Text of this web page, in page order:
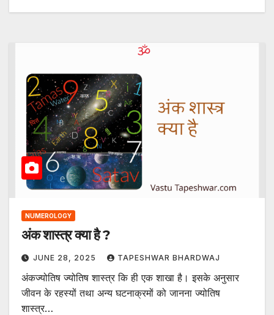
NUMEROLOGY
अंक शास्त्र क्या है ?
JUNE 28, 2025 TAPESHWAR BHARDWAJ
अंकज्योतिष ज्योतिष शास्त्र कि ही एक शाखा है। इसके अनुसार
जीवन के रहस्यों तथा अन्य घटनाक्रमों को जानना ज्योतिष
शास्त्र…